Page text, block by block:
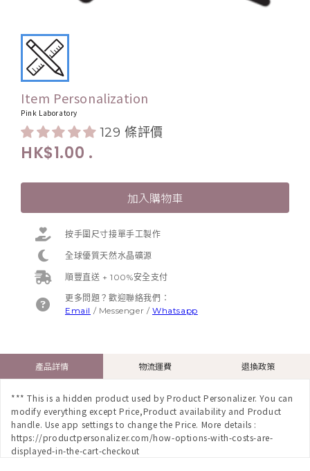
Item Personalization
Pink Laboratory
129 條評價
HK$1.00 .
加入購物車
按手圍尺寸接單手工製作
全球優質天然水晶礦源
順豐直送 + 100%安全支付
更多問題？歡迎聯絡我們：
Email / Messenger /Whatsapp
產品詳情 物流運費 退換政策
*** This is a hidden product used by Product Personalizer. You can
modify everything except Price,Product availability and Product
handle. Use app settings to change the Price. More details :
https://productpersonalizer.com/how-options-with-costs-are-
displayed-in-the-cart-checkout